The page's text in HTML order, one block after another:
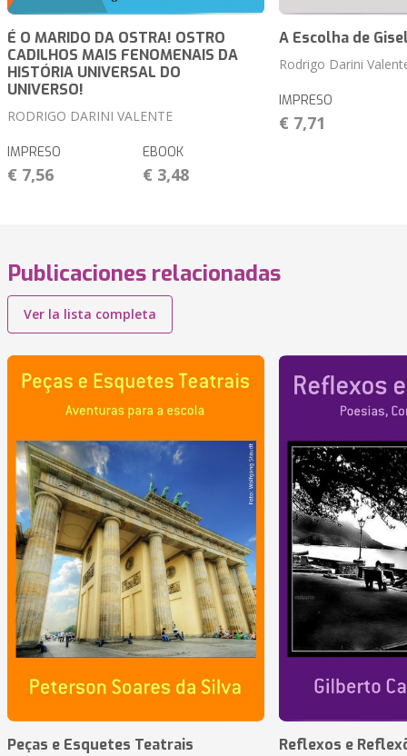
É O MARIDO DA OSTRA! OSTRO
CADILHOS MAIS FENOMENAIS DA
HISTÓRIA UNIVERSAL DO
UNIVERSO!
RODRIGO DARINI VALENTE
IMPRESO
€ 7,56
EBOOK
€ 3,48
A Escolha de
Rodrigo Darini
IMPRESO
€ 7,71
Publicaciones relacionadas
Ver la lista completa
Peças e Esquetes Teatrais Reflexos e